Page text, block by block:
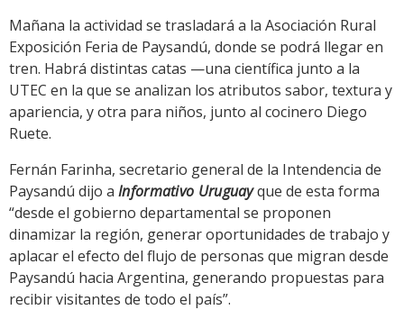
Mañana la actividad se trasladará a la Asociación Rural
Exposición Feria de Paysandú, donde se podrá llegar en
tren. Habrá distintas catas —una científica junto a la
UTEC en la que se analizan los atributos sabor, textura y
apariencia, y otra para niños, junto al cocinero Diego
Ruete.
Fernán Farinha, secretario general de la Intendencia de
Paysandú dijo a Informativo Uruguayque de esta forma
“desde el gobierno departamental se proponen
dinamizar la región, generar oportunidades de trabajo y
aplacar el efecto del flujo de personas que migran desde
Paysandú hacia Argentina, generando propuestas para
recibir visitantes de todo el país”.